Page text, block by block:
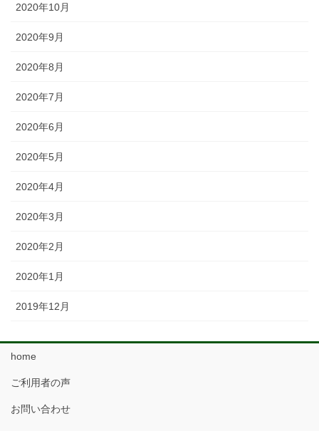
2020年10月
2020年9月
2020年8月
2020年7月
2020年6月
2020年5月
2020年4月
2020年3月
2020年2月
2020年1月
2019年12月
home
ご利用者の声
お問い合わせ